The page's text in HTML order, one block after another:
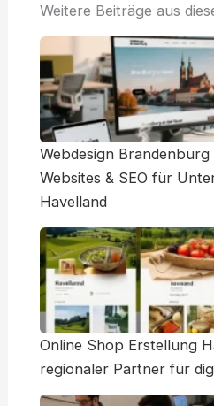
Weitere Beiträge aus
Webdesign Brandenburg
Websites & SEO für
Havelland
Online Shop Erstellung
regionaler Partner für